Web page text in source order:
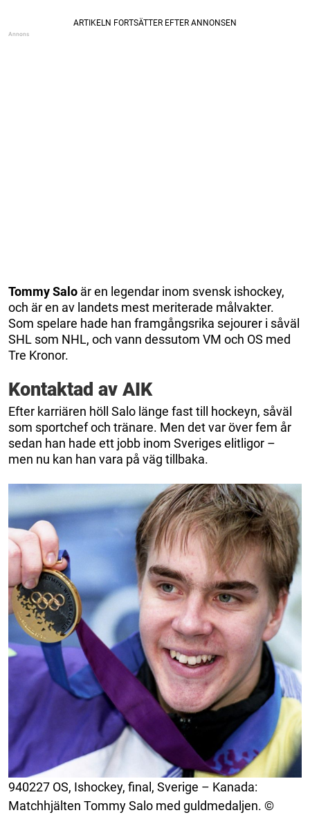
TommySalo är en legendar inom svensk ishockey,
och är en av landets mest meriterade målvakter.
Som spelare hade han framgångsrika sejourer i såväl
SHL som NHL, och vann dessutom VM och OS med
Tre Kronor.
Kontaktad av AIK
Efter karriären höll Salo länge fast till hockeyn, såväl
som sportchef och tränare. Men det var över fem år
sedan han hade ett jobb inom Sveriges elitligor –
men nu kan han vara på väg tillbaka.
940227 OS, Ishockey, final, Sverige – Kanada:
Matchhjälten Tommy Salo med guldmedaljen. ©